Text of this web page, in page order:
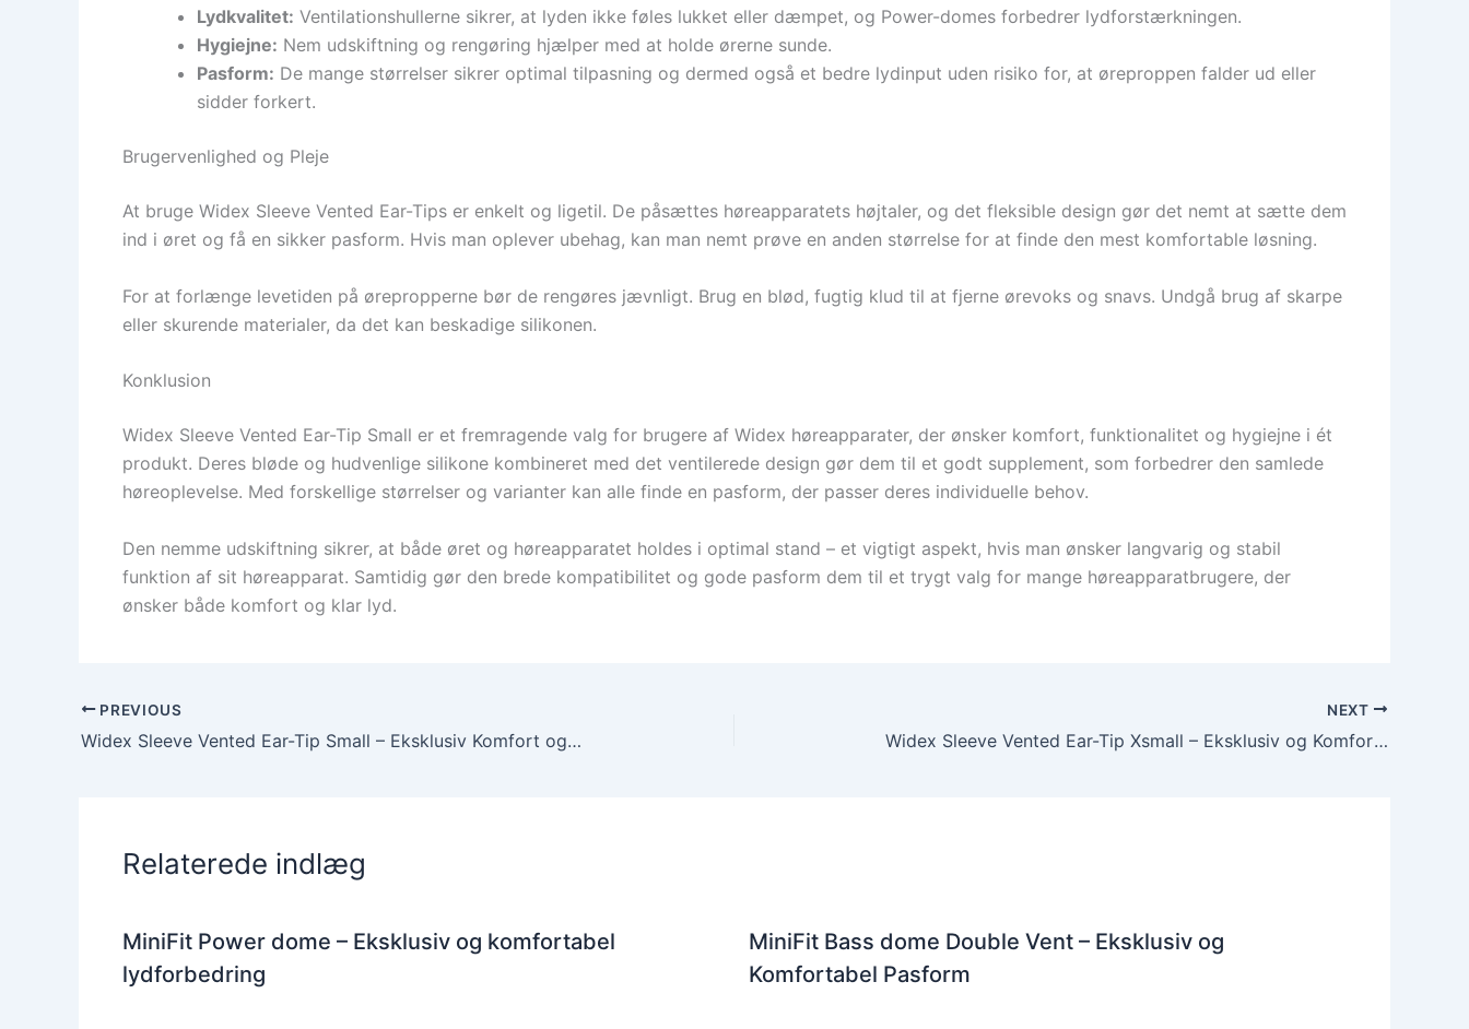
Lydkvalitet: Ventilationshullerne sikrer, at lyden ikke føles lukket eller dæmpet, og Power-domes forbedrer lydforstærkningen.
Hygiejne: Nem udskiftning og rengøring hjælper med at holde ørerne sunde.
Pasform: De mange størrelser sikrer optimal tilpasning og dermed også et bedre lydinput uden risiko for, at øreproppen falder ud eller
sidder forkert.
Brugervenlighed og Pleje
At bruge Widex Sleeve Vented Ear-Tips er enkelt og ligetil. De påsættes høreapparatets højtaler, og det fleksible design gør det nemt at sætte dem
ind i øret og få en sikker pasform. Hvis man oplever ubehag, kan man nemt prøve en anden størrelse for at finde den mest komfortable løsning.
For at forlænge levetiden på ørepropperne bør de rengøres jævnligt. Brug en blød, fugtig klud til at fjerne ørevoks og snavs. Undgå brug af skarpe
eller skurende materialer, da det kan beskadige silikonen.
Konklusion
Widex Sleeve Vented Ear-Tip Small er et fremragende valg for brugere af Widex høreapparater, der ønsker komfort, funktionalitet og hygiejne i ét
produkt. Deres bløde og hudvenlige silikone kombineret med det ventilerede design gør dem til et godt supplement, som forbedrer den samlede
høreoplevelse. Med forskellige størrelser og varianter kan alle finde en pasform, der passer deres individuelle behov.
Den nemme udskiftning sikrer, at både øret og høreapparatet holdes i optimal stand – et vigtigt aspekt, hvis man ønsker langvarig og stabil
funktion af sit høreapparat. Samtidig gør den brede kompatibilitet og gode pasform dem til et trygt valg for mange høreapparatbrugere, der
ønsker både komfort og klar lyd.
PREVIOUS
Widex Sleeve Vented Ear-Tip Small – Eksklusiv Komfort og Topkvalitet
NEXT
Widex Sleeve Vented Ear-Tip Xsmall – Eksklusiv og Komfortabel kvalitet
Relaterede indlæg
MiniFit Power dome – Eksklusiv og komfortabel
lydforbedring
MiniFit Bass dome Double Vent – Eksklusiv og
Komfortabel Pasform